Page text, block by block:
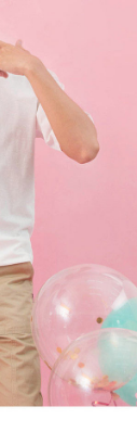
」服務完成之交
給付款項請求債
方可使用
公司不負相關責
況，依本公司即
司將視審查結果
意使用之情形，
法律行動。